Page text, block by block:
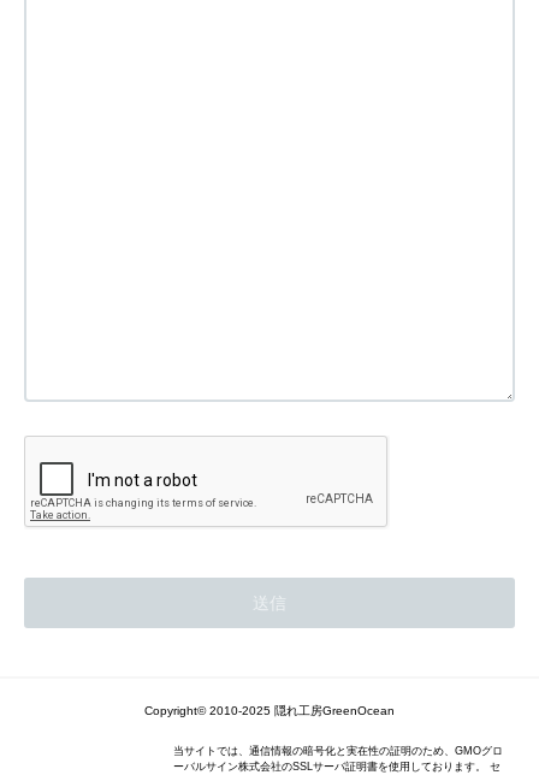
Copyright© 2010-2025 隠れ工房GreenOcean
当サイトでは、通信情報の暗号化と実在性の証明のため、GMOグロ
ーバルサイン株式会社のSSLサーバ証明書を使用しております。 セ